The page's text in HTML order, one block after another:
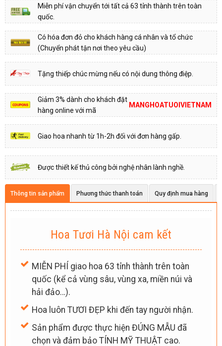
Miễn phí vận chuyển tới tất cả 63 tỉnh thành trên toàn
quốc.
Có hóa đơn đỏ cho khách hàng cá nhân và tổ chức
(Chuyển phát tận nơi theo yêu cầu)
Tặng thiếp chúc mừng nếu có nội dung thông điệp.
Giảm 3% dành cho khách đặt
hàng online với mã
MANGHOATUOIVIETNAM
Giao hoa nhanh từ 1h-2h đối với đơn hàng gấp.
Được thiết kế thủ công bởi nghệ nhân lành nghề.
Thông tin sản phẩm Phương thức thanh toán Quy định mua hàng
Hoa Tươi Hà Nội cam kết
MIỄN PHÍ giao hoa 63 tỉnh thành trên toàn
quốc (kể cả vùng sâu, vùng xa, miền núi và
hải đảo…).
Hoa luôn TƯƠI ĐẸP khi đến tay người nhận.
Sản phẩm được thực hiện ĐÚNG MẪU đã
chọn và đảm bảo TÍNH MỸ THUẬT cao.